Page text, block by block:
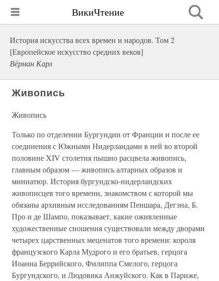
ВикиЧтение
История искусства всех времен и народов. Том 2
[Европейское искусство средних веков]
Вёрман Карл
Живопись
Живопись
Только по отделении Бургундии от Франции и после ее
соединения с Южными Нидерландами в ней во второй
половине XIV столетия пышно расцвела живопись,
главным образом — живопись алтарных образов и
миниатюр. История бургундско-нидерландских
живописцев того времени, знакомством с которой мы
обязаны архивным исследованиям Пеншара, Дегэна, Б.
Про и де Шампо, показывает, какие оживленные
художественные сношения существовали между дворами
четырех царственных меценатов того времени: короля
французского Карла Мудрого и его братьев, герцога
Иоанна Беррийского, Филиппа Смелого, герцога
Бургундского, и Людовика Анжуйского. Как в Париже,